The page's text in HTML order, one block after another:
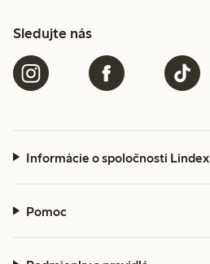
Sledujte nás
Informácie o spoločnosti Lindex
Pomoc